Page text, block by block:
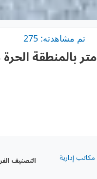
تم مشاهدته: 275
للايجار مبنى إداري 2000
مكاتب إدارية التصنيف